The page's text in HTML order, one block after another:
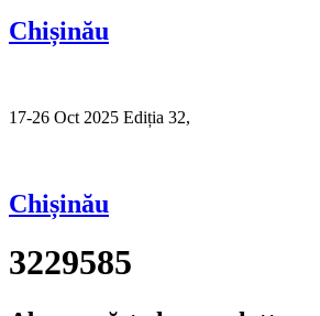
Chișinău
17-26 Oct 2025 Ediția 32,
Chișinău
3229585